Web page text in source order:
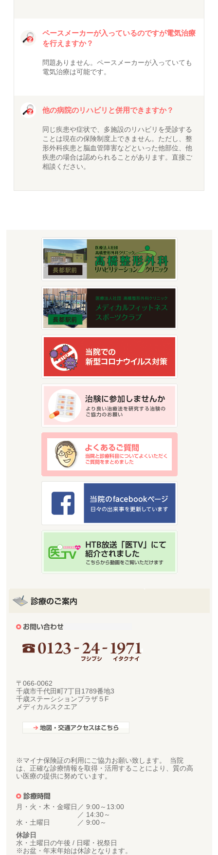
ペースメーカーが入っているのですが電気治療
を行えますか？
問題ありません。ペースメーカーが入っていても
電気治療は可能です。
他の病院のリハビリと併用できますか？
同じ疾患や症状で、多施設のリハビリを受診する
ことは現在の保険制度上できません。ただし、整
形外科疾患と脳血管障害などといった他部位、他
疾患の場合は認められることがあります。直接ご
相談ください。
〒066-0062
千歳市千代田町7丁目1789番地3
千歳ステーシションプラザ５F
メディカルスクエア
※マイナ保険証の利用にご協力お願い致します。 当院
は、正確な診療情報を取得・活用することにより、質の高
い医療の提供に努めています。
月・火・木・金曜日 ／ 9:00～13:00
／ 14:30～
水・土曜日
／ 9:00～
休診日
水・土曜日の午後 / 日曜・祝祭日
※お盆・年末年始は休診となります。